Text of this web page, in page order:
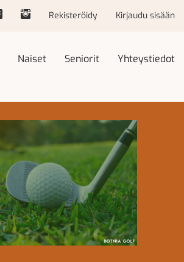
Rekisteröidy Kirjaudu sisään
Naiset Seniorit Yhteystiedot